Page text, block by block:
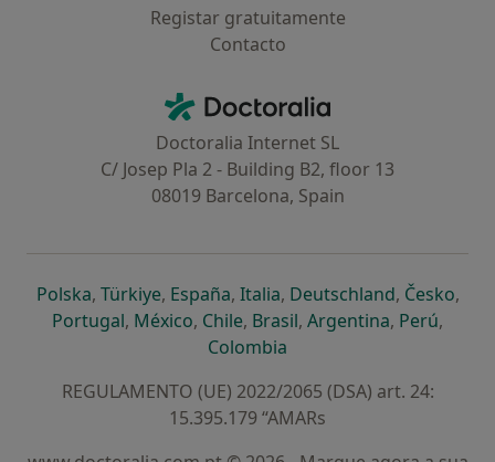
Registar gratuitamente
Contacto
Doctoralia - Homepage
Doctoralia Internet SL
C/ Josep Pla 2 - Building B2, floor 13
08019 Barcelona, Spain
Polskaabre num novo separador
, Türkiyeabre num novo separador
, Españaabre num novo separador
, Italiaabre num novo
, Deutschlandabre num
, Česko,
Portugalabre num novo separador
, Méxicoabre num novo separador
, Chileabre num novo separador
, Brasilabre num novo
, Argentinaabre num
, Perúabre
,
Colombia
REGULAMENTO (UE) 2022/2065 (DSA) art. 24:
15.395.179 “AMARs